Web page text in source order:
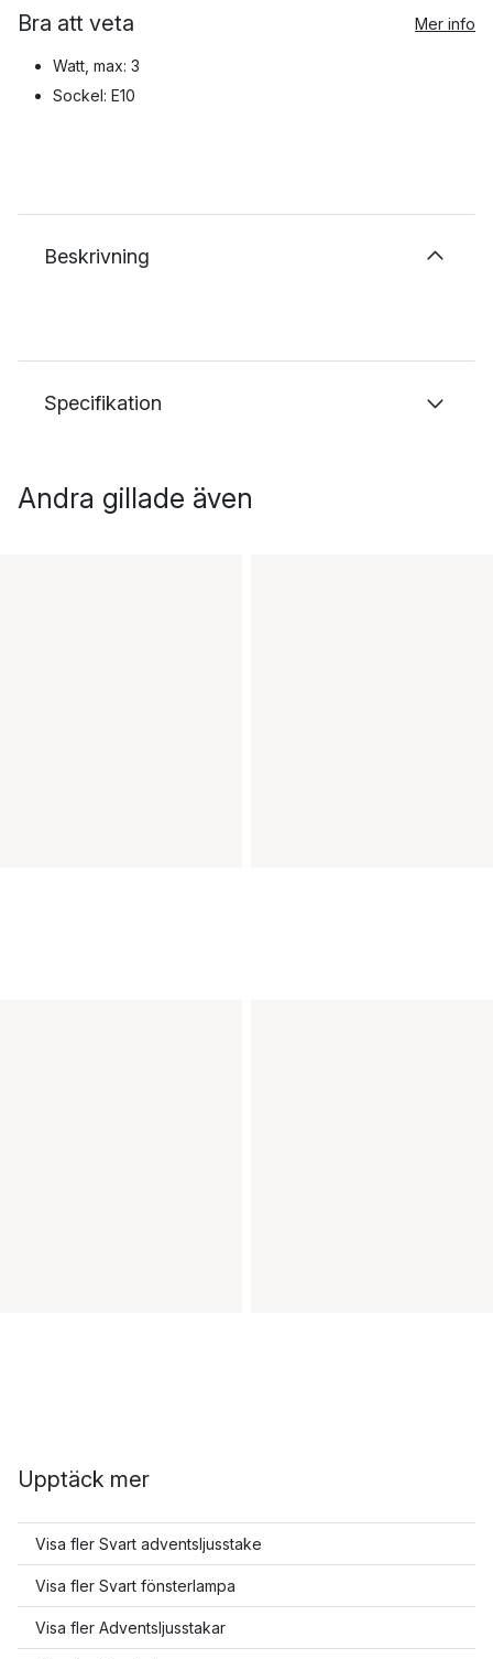
Bra att veta Mer info
Watt, max: 3
Sockel: E10
Beskrivning
Specifikation
Andra gillade även
Upptäck mer
Visa fler Svart adventsljusstake
Visa fler Svart fönsterlampa
Visa fler Adventsljusstakar